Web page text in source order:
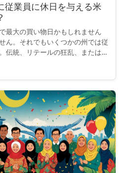
従業員に休日を与える米
最大の買い物日かもしれません
ん。それでもいくつかの州では従
伝統、リテールの狂乱、または感
なくとも公務員にとってブラック